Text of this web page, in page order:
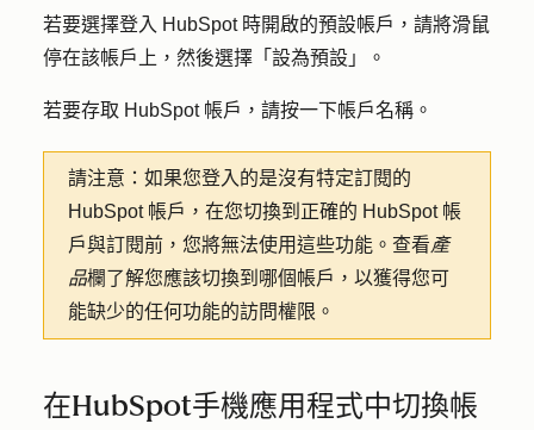
若要選擇登入 HubSpot 時開啟的預設帳戶，請將滑鼠
停在該帳戶 上，然後選擇「 設為預設 」。
若要存取 HubSpot 帳戶，請按一下帳戶名稱 。
請注意： 如果您登入的是沒有特定訂閱的
HubSpot 帳戶，在您切換到正確的 HubSpot 帳
戶與訂閱前，您將無法使用這些功能。查看產
品欄了解您應該切換到哪個帳戶，以獲得您可
能缺少的任何功能的訪問權限。
在HubSpot手機應用程式中切換帳